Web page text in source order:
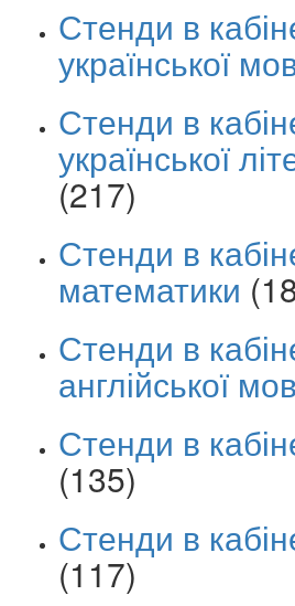
Стенди в
української
Стенди в
української
(217)
Стенди в
математики
Стенди в
англійської
Стенди в
(135)
Стенди в
(117)